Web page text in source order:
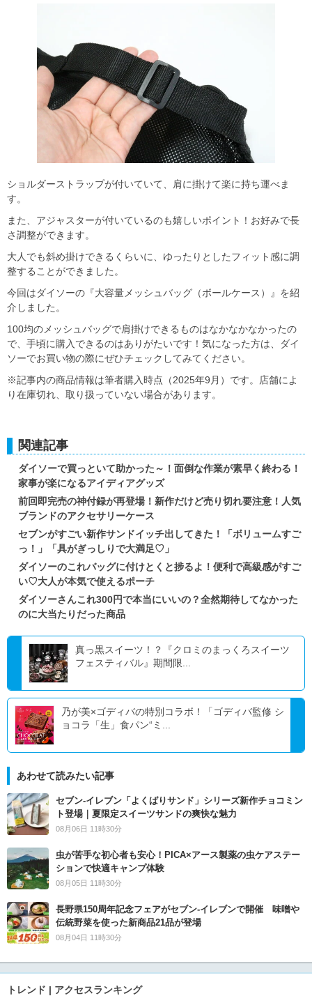
ショルダーストラップが付いていて、肩に掛けて楽に持ち運べま
す。
また、アジャスターが付いているのも嬉しいポイント！お好みで長
さ調整ができます。
大人でも斜め掛けできるくらいに、ゆったりとしたフィット感に調
整することができました。
今回はダイソーの『大容量メッシュバッグ（ボールケース）』を紹
介しました。
100均のメッシュバッグで肩掛けできるものはなかなかなかったの
で、手頃に購入できるのはありがたいです！気になった方は、ダイ
ソーでお買い物の際にぜひチェックしてみてください。
※記事内の商品情報は筆者購入時点（2025年9月）です。店舗によ
り在庫切れ、取り扱っていない場合があります。
関連記事
ダイソーで買っといて助かった～！面倒な作業が素早く終わる！
家事が楽になるアイディアグッズ
前回即完売の神付録が再登場！新作だけど売り切れ要注意！人気
ブランドのアクセサリーケース
セブンがすごい新作サンドイッチ出してきた！「ボリュームすご
っ！」「具がぎっしりで大満足♡」
ダイソーのこれバッグに付けとくと捗るよ！便利で高級感がすご
い♡大人が本気で使えるポーチ
ダイソーさんこれ300円で本当にいいの？全然期待してなかった
のに大当たりだった商品
真っ黒スイーツ！？『クロミのまっくろスイーツ
フェスティバル』期間限...
乃が美×ゴディバの特別コラボ！「ゴディバ監修 シ
ョコラ「生」食パン“ミ...
あわせて読みたい記事
セブン‐イレブン「よくばりサンド」シリーズ新作チョコミン
ト登場｜夏限定スイーツサンドの爽快な魅力
08月06日 11時30分
虫が苦手な初心者も安心！PICA×アース製薬の虫ケアステー
ションで快適キャンプ体験
08月05日 11時30分
長野県150周年記念フェアがセブン-イレブンで開催 味噌や
伝統野菜を使った新商品21品が登場
08月04日 11時30分
トレンド | アクセスランキング